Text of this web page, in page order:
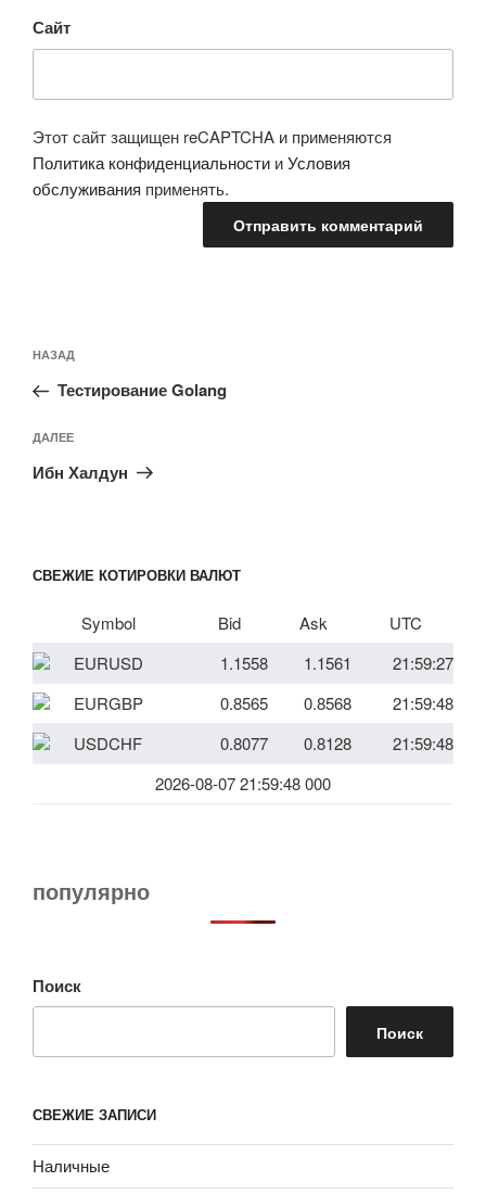
Сайт
Этот сайт защищен reCAPTCHA и применяются
Политика конфиденциальности иУсловия
обслуживания применять.
по
записям
Предыдущая
запись:
НАЗАД
Тестирование Golang
Следующая
запись
ДАЛЕЕ
Ибн Халдун
СВЕЖИЕ КОТИРОВКИ ВАЛЮТ
Symbol Bid Ask
UTC
EURUSD
1.1558 1.1561
21:59:27
EURGBP
0.8565 0.8568
21:59:48
USDCHF
0.8077 0.8128
21:59:48
2026-08-07 21:59:48 000
популярно
Поиск
Поиск
СВЕЖИЕ ЗАПИСИ
Наличные